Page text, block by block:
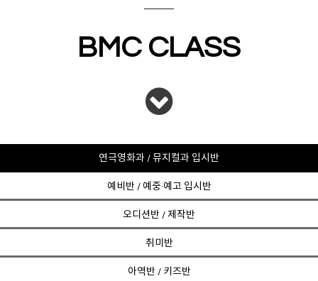
BMC CLASS
연극영화과 / 뮤지컬과 입시반
예비반 / 예중·예고 입시반
오디션반 / 제작반
취미반
아역반 / 키즈반